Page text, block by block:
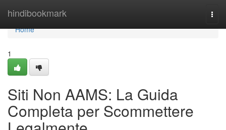
hindibookmark
Home
Home
1
Siti Non AAMS: La Guida
Completa per Scommettere